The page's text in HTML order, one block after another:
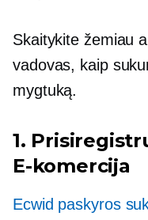
Skaitykite žemiau a
vadovas, kaip
mygtuką.
1.
E-komercija
Ecwid paskyros